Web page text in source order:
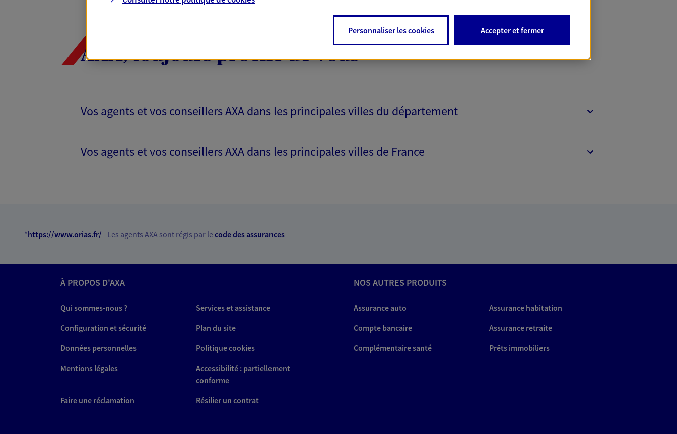
PRENDRE RENDEZ-VOUS
AXA, toujours proche de vous
Vos agents et vos conseillers AXA dans les principales villes du département
Vos agents et vos conseillers AXA dans les principales villes de France
*https://www.orias.fr/ - Les agents AXA sont régis par lecode des assurances
À PROPOS D'AXA
Qui sommes-nous ?
Services et assistance
Configuration et sécurité
Plan du site
Données personnelles
Politique cookies
Mentions légales
Accessibilité : partiellement
conforme
Faire une réclamation
Résilier un contrat
NOS AUTRES PRODUITS
Assurance auto
Assurance habitation
Compte bancaire
Assurance retraite
Complémentaire santé
Prêts immobiliers
Personnaliser les cookies Accepter et fermer